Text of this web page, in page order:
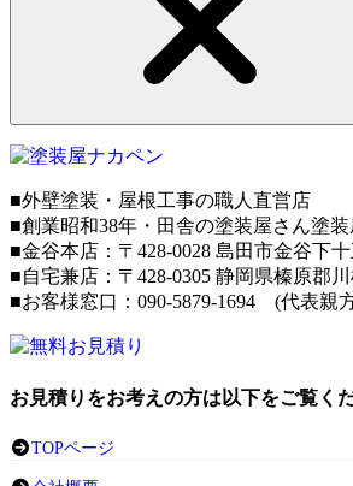
■外壁塗装・屋根工事の職人直営店
■創業昭和38年・田舎の塗装屋さん塗
■金谷本店：〒428-0028 島田市金谷下
■自宅兼店： 〒428-0305 静岡県榛原郡
■お客様窓口：090-5879-1694 (代表親
お見積りをお考えの方は以下をご覧く
TOPページ